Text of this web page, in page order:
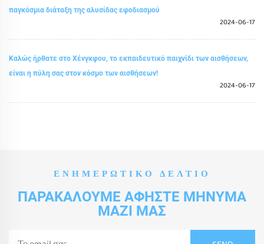
παγκόσμια διάταξη της αλυσίδας εφοδιασμού
2024-06-17
Καλώς ήρθατε στο Χένγκφου, το εκπαιδευτικό παιχνίδι των αισθήσεων,
είναι η πύλη σας στον κόσμο των αισθήσεων!
2024-06-17
ΕΝΗΜΕΡΩΤΙΚΌ ΔΕΛΤΊΟ
ΠΑΡΑΚΑΛΟΎΜΕ ΑΦΉΣΤΕ ΜΉΝΥΜΑ
ΜΑΖΊ ΜΑΣ